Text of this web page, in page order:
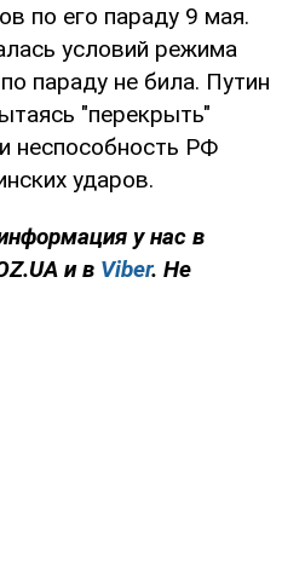
по его параду 9 мая.
условий режима
параду не била. Путин
"перекрыть"
неспособность РФ
ударов.
у нас в
и в Viber. Не